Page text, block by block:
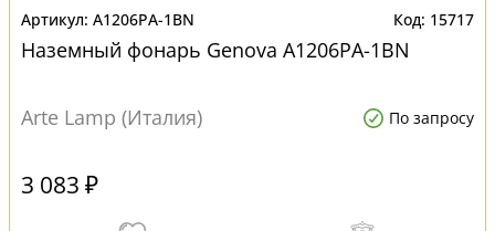
A1206PA-1BN 15717
Наземный фонарь Genova A1206PA-1BN
Arte Lamp (Италия) По запросу
3 083 ₽